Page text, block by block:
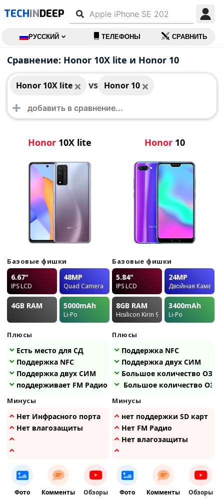
TECHINDEEP
РУССКИЙ ТЕЛЕФОНЫ СРАВНИТЬ
Сравнение: Honor 10X lite и Honor 10
Honor 10X lite vs Honor 10
Honor 10X lite
Honor 10X lite
Базовые фишки
6.67"
IPS LCD
48MP
Quad Camera
4GB RAM 5000mAh
Li-Po
Плюсы
Есть место для СД
Поддержка NFC
Поддержка двух СИМ
поддерживает FM Радио
Минусы
Нет Инфрасного порта
Нет влагозащиты
Фото Комменты Обзоры
Honor 10
Honor 10
Базовые фишки
5.84"
IPS LCD
24MP
Двойная Камера
8GB RAM
Hisilicon Kirin 970
3400mAh
Li-Po
Плюсы
Поддержка NFC
Поддержка двух СИМ
Большое количество ОЗУ
Большое количество ОЗУ
Минусы
нет поддержки SD карт
Нет FM Радио
Нет влагозащиты
Фото Комменты Обзоры